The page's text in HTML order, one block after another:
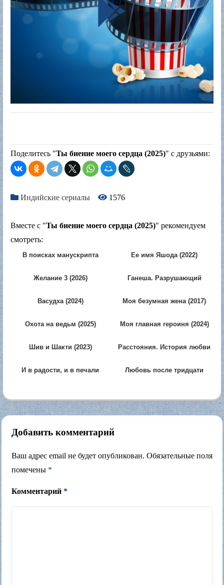
Поделитесь "Ты биение моего сердца (2025)" с друзьями:
Индийские сериалы 1576
Вместе с "Ты биение моего сердца (2025)" рекомендуем
смотреть:
В поисках манускрипта
Ее имя Яшода (2022)
Желание 3 (2026)
Ганеша. Разрушающий
Васудха (2024) Моя безумная жена (2017)
Охота на ведьм (2025) Моя главная героиня (2024)
Шив и Шакти (2023)
Расстояния. История любви
И в радости, и в печали
Любовь после тридцати
Добавить комментарий
Ваш адрес email не будет опубликован. Обязательные поля
помечены *
Комментарий *